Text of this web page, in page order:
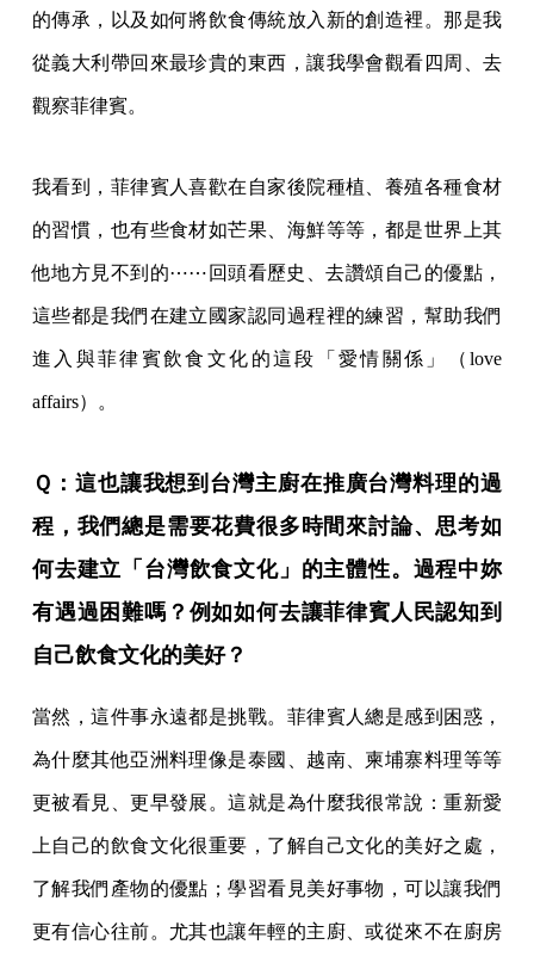
的傳承，以及如何將飲食傳統放入新的創造裡。那是我
從義大利帶回來最珍貴的東西，讓我學會觀看四周、去
觀察菲律賓。
我看到，菲律賓人喜歡在自家後院種植、養殖各種食材
的習慣，也有些食材如芒果、海鮮等等，都是世界上其
他地方見不到的⋯⋯回頭看歷史、去讚頌自己的優點，
這些都是我們在建立國家認同過程裡的練習，幫助我們
進入與菲律賓飲食文化的這段「愛情關係」（love
affairs）。
Ｑ：這也讓我想到台灣主廚在推廣台灣料理的過
程，我們總是需要花費很多時間來討論、思考如
何去建立「台灣飲食文化」的主體性。過程中妳
有遇過困難嗎？例如如何去讓菲律賓人民認知到
自己飲食文化的美好？
當然，這件事永遠都是挑戰。菲律賓人總是感到困惑，
為什麼其他亞洲料理像是泰國、越南、柬埔寨料理等等
更被看見、更早發展。這就是為什麼我很常說：重新愛
上自己的飲食文化很重要，了解自己文化的美好之處，
了解我們產物的優點；學習看見美好事物，可以讓我們
更有信心往前。尤其也讓年輕的主廚、或從來不在廚房